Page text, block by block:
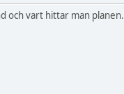
och vart hittar man planen.